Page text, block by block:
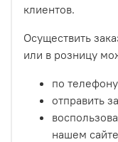
клиентов.
Осуществить
или в розницу
по
отправить
нашем